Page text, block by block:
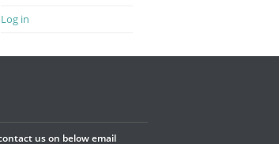
Log in
us on below email